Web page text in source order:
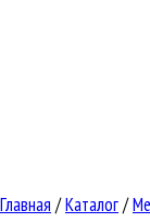
Главная /Каталог/